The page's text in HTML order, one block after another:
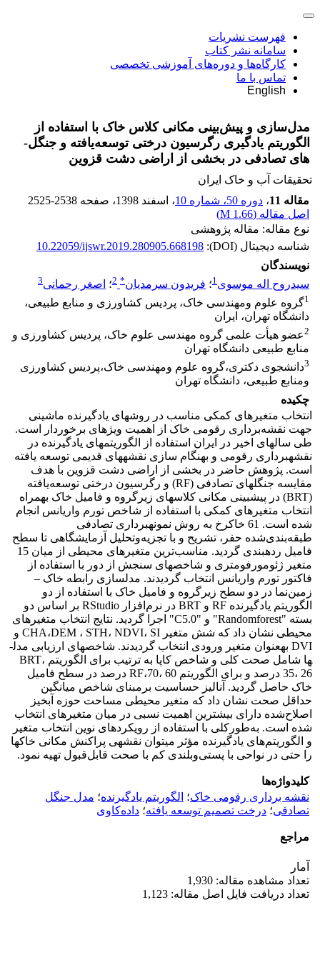
فهرست نشریات
سامانه نشر کتاب
کارگاه‌ها و دوره‌های آموزشی تخصصی
تماس با ما
English
مدل‌سازی و پیش‌بینی مکانی کلاس خاک با استفاده از
الگوریتم یادگیری رگرسیون درختی توسعه‌یافته و جنگل-
های تصادفی در بخشی از اراضی دشت قزوین
تحقیقات آب و خاک ایران
مقاله 11
، دوره 50، شماره 10 ، اسفند 1398 ، صفحه 2525-2538
اصل مقاله (1.66 M
)
نوع مقاله: مقاله پژوهشی
شناسه دیجیتال (DOI):
10.22059/ijswr.2019.280905.668198
نویسندگان
سیدروح اله موسوی1؛ فریدون سرمدیان*
2؛ اصغر رحمانی3
1گروه علوم ومهندسی خاک، پردیس کشاورزی و منابع طبیعی،
دانشگاه تهران، ایران
2عضو هیأت علمی گروه مهندسی علوم خاک، پردیس کشاورزی و
منابع طبیعی دانشگاه تهران
3دانشجوی دکتری،گروه علوم ومهندسی خاک،پردیس کشاورزی
ومنابع طبیعی، دانشگاه تهران
چکیده
انتخاب متغیرهای کمکی مناسب در روش­های یادگیرنده ماشینی
جهت نقشه‌برداری رقومی خاک از اهمیت ویژه­ای برخوردار است.
طی سال­های اخیر در ایران استفاده از الگوریتم­های یادگیرنده در
نقشه­برداری رقومی و بهنگام سازی نقشه­های قدیمی توسعه یافته
است. پژوهش حاضر در بخشی از اراضی دشت قزوین با هدف
مقایسه جنگل­های تصادفی (RF) و رگرسیون درختی توسعه‌یافته
(BRT) در پیش­بینی مکانی کلاس­های زیرگروه و فامیل خاک بهمراه
انتخاب متغیرهای کمکی با استفاده از شاخص تورم واریانس انجام
شده است. 61 خاکرخ به روش نمونه­برداری تصادفی
طبقه‌بندی‌شده حفر، تشریح و با تجزیه‌وتحلیل آزمایشگاهی تا سطح
فامیل رده­بندی گردید. مناسب‌ترین متغیر­های محیطی از میان 15
متغیر ژئومورفومتری و شاخص­های سنجش از دور با استفاده از
فاکتور تورم واریانس انتخاب گردیدند. مدل­سازی رابطه خاک –
زمین‌نما در دو سطح زیرگروه و فامیل خاک با استفاده از دو
الگوریتم یادگیرنده RF و BRT در نرم‌افزار RStudio بر اساس دو
بسته "Randomforest" و "C5.0" اجرا گردید. نتایج انتخاب متغیر­های
محیطی نشان داد که شش متغیر CHA،DEM ، STH، NDVI، SI و
DVI به­عنوان متغیر ورودی انتخاب گردیدند. شاخص­های ارزیابی مدل­
ها شامل صحت کلی و شاخص کاپا به ترتیب برای الگوریتم BRT،
35، 26 درصد و برای الگوریتم RF،70، 60 درصد در سطح فامیل
خاک حاصل گردید. آنالیز حساسیت برمبنای شاخص میانگین
حداقل صحت نشان داد که متغیر محیطی مساحت حوزه آبخیز
اصلاح‌شده دارای بیشترین اهمیت نسبی در میان متغیرهای انتخاب
شده است. به‌طورکلی با استفاده از رویکردهای نوین انتخاب متغیر
و الگوریتم‌های یادگیرنده مؤثر می­توان نقشه­ی پراکنش مکانی خاک­ها
را حتی در نواحی با پستی‌وبلندی کم با صحت قابل‌قبول تهیه نمود.
کلیدواژه‌ها
نقشه برداری رقومی خاک؛ الگوریتم یادگیرنده؛ مدل جنگل
تصادفی؛ درخت تصمیم توسعه یافته؛ داده‌کاوی
مراجع
آمار
تعداد مشاهده مقاله: 1,930
تعداد دریافت فایل اصل مقاله: 1,123